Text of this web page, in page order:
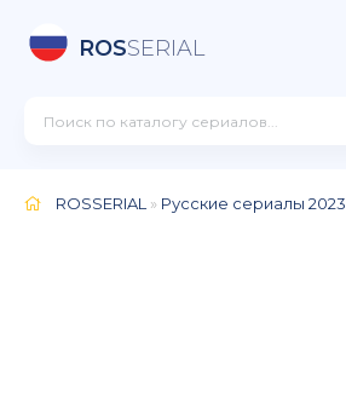
ROSSERIAL
ROSSERIAL » Русские сериалы 2023